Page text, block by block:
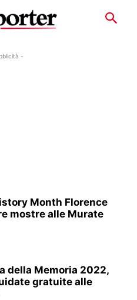
-
Month Florence
mostre alle Murate
della Memoria 2022,
gratuite alle